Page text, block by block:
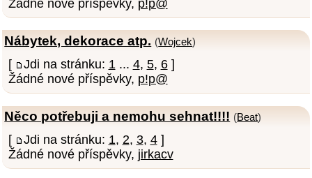
Žádné nové příspěvky, p!p@
Nábytek, dekorace atp. (Wojcek)
[ Jdi na stránku: 1... 4, 5, 6]
Žádné nové příspěvky, p!p@
Něco potřebuji a nemohu sehnat!!!! (Beat)
[ Jdi na stránku: 1, 2, 3, 4]
Žádné nové příspěvky, jirkacv